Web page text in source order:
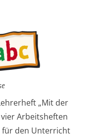
„Mit der
vier Arbeitsheften
den Unterricht